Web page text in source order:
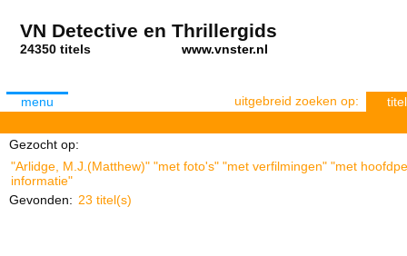
VN Detective en Thrillergids
24350 titels www.vnster.nl
menu uitgebreid zoeken op: titel
Gezocht op:
"Arlidge, M.J.(Matthew)" "met foto's" "met verfilmingen" "met
informatie"
Gevonden: 23 titel(s)